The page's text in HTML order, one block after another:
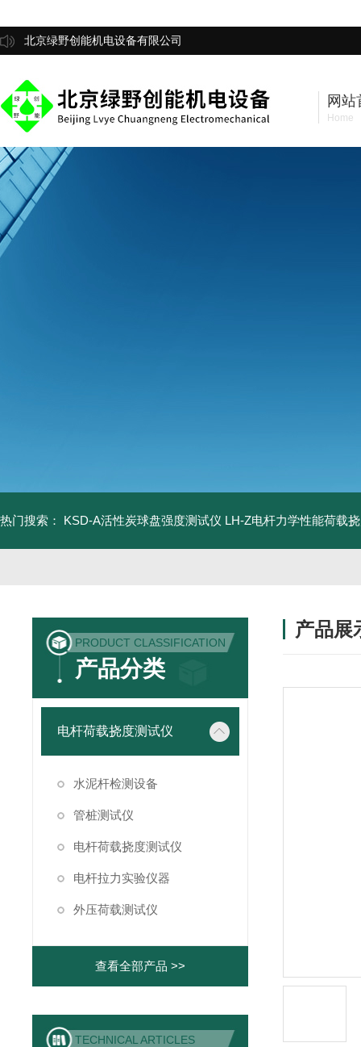
北京绿野创能机电设备有限公司
网站
Home
热门搜索： KSD-A活性炭球盘强度测试仪 LH-Z电杆力学性能荷载
PRODUCT CLASSIFICATION
产品分类
电杆荷载挠度测试仪
水泥杆检测设备
管桩测试仪
电杆荷载挠度测试仪
电杆拉力实验仪器
外压荷载测试仪
查看全部产品 >>
TECHNICAL ARTICLES
产品展